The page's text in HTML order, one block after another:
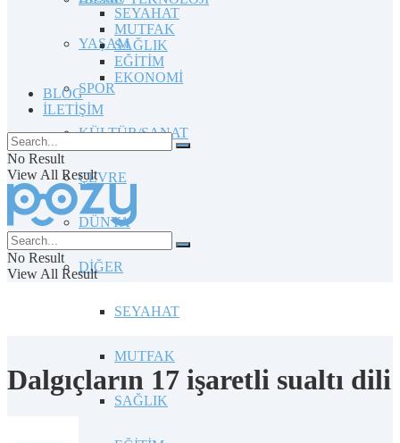
YAŞAM
SPOR
KÜLTÜR/SANAT
ÇEVRE
DÜNYA
DİĞER
SEYAHAT
MUTFAK
SAĞLIK
SEYAHAT
MUTFAK
SAĞLIK
EĞİTİM
EKONOMİ
BLOG
İLETİŞİM
No Result
View All Result
No Result
View All Result
Dalgıçların 17 işaretli sualtı dili